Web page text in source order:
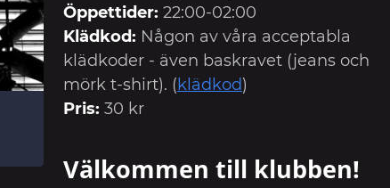
Öppettider: 22:00-02:00
Klädkod: Någon av våra acceptabla
klädkoder - även baskravet (jeans och
mörk t-shirt). (klädkod)
Pris: 30 kr
Välkommen till klubben!